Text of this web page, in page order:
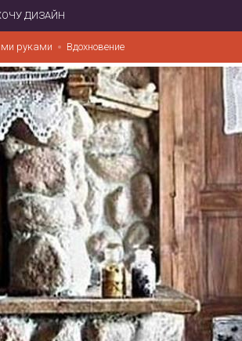
ДИЗАЙН
руками Вдохновение